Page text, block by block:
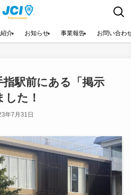
介 お知らせ 事業報告 お問い合わ
指駅前にある「掲示
た！
年7月31日